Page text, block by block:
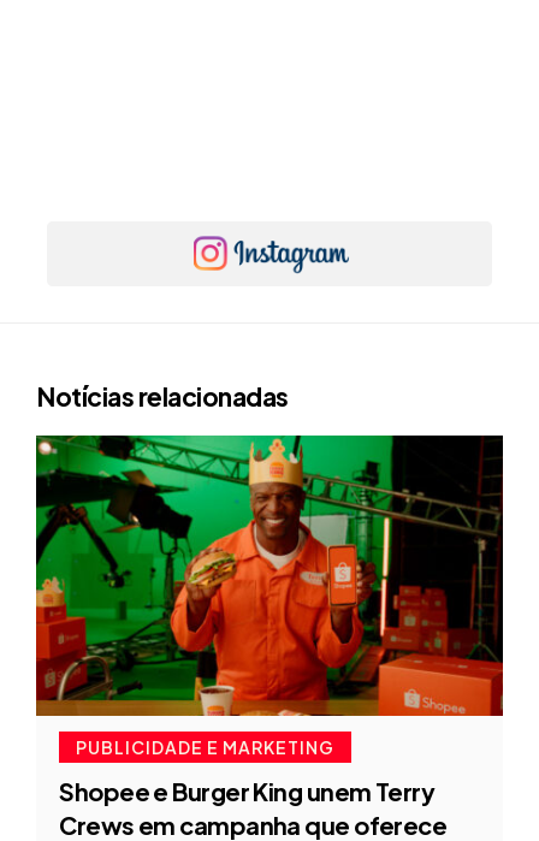
Notícias relacionadas
PUBLICIDADE E MARKETING
Shopee e Burger King unem Terry
Crews em campanha que oferece